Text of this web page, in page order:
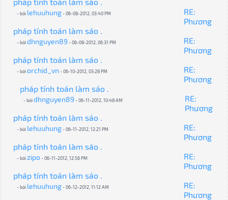
pháp tính toán làm sáo .
- bởi lehuuhung- 06-08-2012, 03:40 PM
RE:
Phương
pháp tính toán làm sáo .
- bởidhnguyen89 - 06-08-2012, 06:31 PM
RE:
Phương
pháp tính toán làm sáo .
- bởiorchid_vn - 06-10-2012, 03:28 PM
RE:
Phương
pháp tính toán làm sáo .
- bởidhnguyen89 - 06-11-2012, 10:48 AM
RE:
Phương
pháp tính toán làm sáo .
- bởi lehuuhung- 06-11-2012, 12:21 PM
RE:
Phương
pháp tính toán làm sáo .
- bởizipo- 06-11-2012, 12:56 PM
RE:
Phương
pháp tính toán làm sáo .
- bởi lehuuhung- 06-12-2012, 11:12 AM
RE:
Phương